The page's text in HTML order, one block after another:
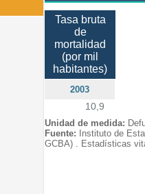
Tasa bruta
de
mortalidad
(por mil
habitantes)
2003
10,9
Unidad de medida:
Fuente: Instituto de
GCBA) . Estadísticas